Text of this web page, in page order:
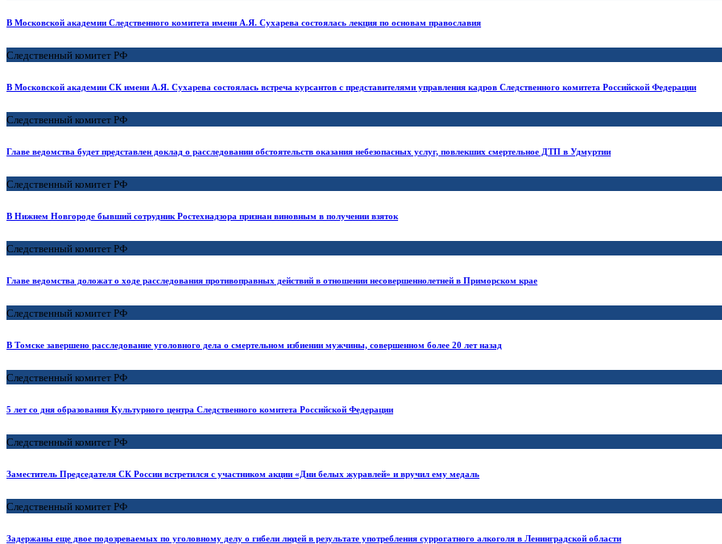
В Московской академии Следственного комитета имени А.Я. Сухарева состоялась лекция по основам православия
Следственный комитет РФ
В Московской академии СК имени А.Я. Сухарева состоялась встреча курсантов с представителями управления кадров Следственного комитета Российской Федерации
Следственный комитет РФ
Главе ведомства будет представлен доклад о расследовании обстоятельств оказания небезопасных услуг, повлекших смертельное ДТП в Удмуртии
Следственный комитет РФ
В Нижнем Новгороде бывший сотрудник Ростехнадзора признан виновным в получении взяток
Следственный комитет РФ
Главе ведомства доложат о ходе расследования противоправных действий в отношении несовершеннолетней в Приморском крае
Следственный комитет РФ
В Томске завершено расследование уголовного дела о смертельном избиении мужчины, совершенном более 20 лет назад
Следственный комитет РФ
5 лет со дня образования Культурного центра Следственного комитета Российской Федерации
Следственный комитет РФ
Заместитель Председателя СК России встретился с участником акции «Дни белых журавлей» и вручил ему медаль
Следственный комитет РФ
Задержаны еще двое подозреваемых по уголовному делу о гибели людей в результате употребления суррогатного алкоголя в Ленинградской области